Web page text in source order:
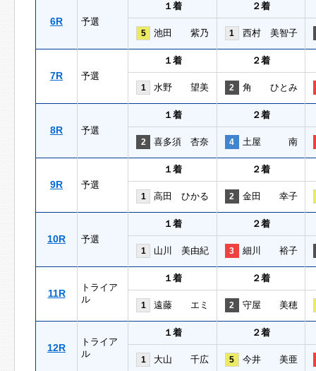
6R 予選
１着 ２着
5 池田 紫乃 1 西村 美智子
7R 予選
１着 ２着
1 水野 望美 2 角 ひとみ
8R 予選
１着 ２着
2 喜多須 杏奈 4 土屋 南
9R 予選
１着 ２着
1 高田 ひかる 2 金田 幸子
10R 予選
１着 ２着
1 山川 美由紀 3 細川 裕子
11R
トライア
ル
１着 ２着
1 遠藤 エミ 2 守屋 美穂
12R
トライア
ル
１着 ２着
1 大山 千広 5 今井 美亜